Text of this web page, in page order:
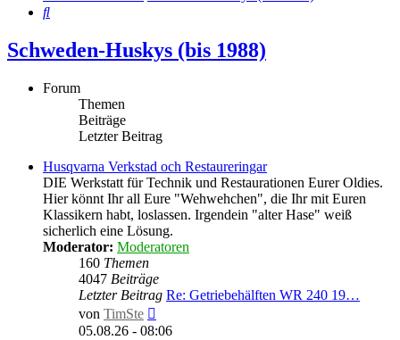
Suche
Schweden-Huskys (bis 1988)
Forum
Themen
Beiträge
Letzter Beitrag
Husqvarna Verkstad och Restaureringar
DIE Werkstatt für Technik und Restaurationen Eurer Oldies.
Hier könnt Ihr all Eure "Wehwehchen", die Ihr mit Euren
Klassikern habt, loslassen. Irgendein "alter Hase" weiß
sicherlich eine Lösung.
Moderator: Moderatoren
160 Themen
4047 Beiträge
Letzter Beitrag Re: Getriebehälften WR 240 19…
von TimSte
Beitrag
05.08.26 - 08:06